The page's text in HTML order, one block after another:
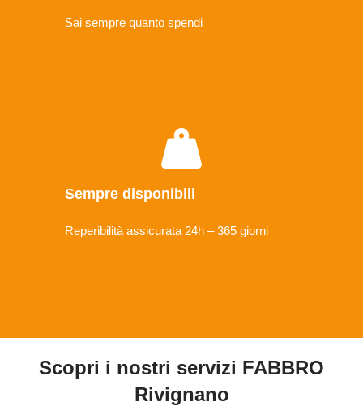
Sai sempre quanto spendi
Sempre disponibili
Reperibilità assicurata 24h – 365 giorni
Scopri i nostri servizi FABBRO
Rivignano